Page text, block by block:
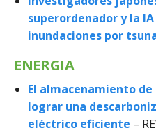
superordenador y la
inundaciones por
ENERGIA
El almacenamiento
lograr una
eléctrico eficiente –